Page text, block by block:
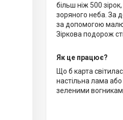
більш ніж 500
зоряного неба. За
за допомогою
Зіркова подорож
Як це працює?
Що б карта
настільна лама або
зеленими